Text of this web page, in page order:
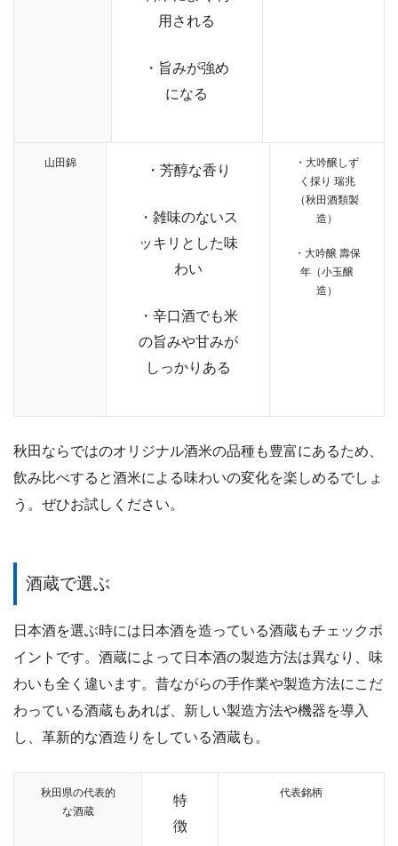
用される
・旨みが強め
になる
山田錦 ・芳醇な香り
・雑味のないス
ッキリとした味
わい
・辛口酒でも米
の旨みや甘みが
しっかりある
・大吟醸しず
く採り 瑞兆
（秋田酒類製
造）
・大吟醸 壽保
年（小玉醸
造）
秋田ならではのオリジナル酒米の品種も豊富にあるため、
飲み比べすると酒米による味わいの変化を楽しめるでしょ
う。ぜひお試しください。
酒蔵で選ぶ
日本酒を選ぶ時には日本酒を造っている酒蔵もチェックポ
イントです。酒蔵によって日本酒の製造方法は異なり、味
わいも全く違います。昔ながらの手作業や製造方法にこだ
わっている酒蔵もあれば、新しい製造方法や機器を導入
し、革新的な酒造りをしている酒蔵も。
秋田県の代表的
な酒蔵
特
徴
代表銘柄